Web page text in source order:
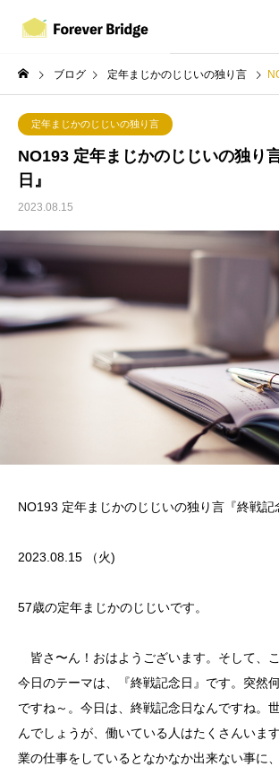
ブログ 定年まじかのじじいの独り言
定年まじかのじじいの独り言
NO193 定年まじかのじじいの独り
日』
2023.08.15
NO193 定年まじかのじじいの独り言『終戦記
2023.08.15 （火)
57歳の定年まじかのじじいです。
皆さ〜ん！おはようございます。そして、こ
今日のテーマは、『終戦記念日』です。突然
ですね～。今日は、終戦記念日なんですね。
んでしょうが、働いている人はたくさんいま
業の仕事をしているとなかなか出来ない事に